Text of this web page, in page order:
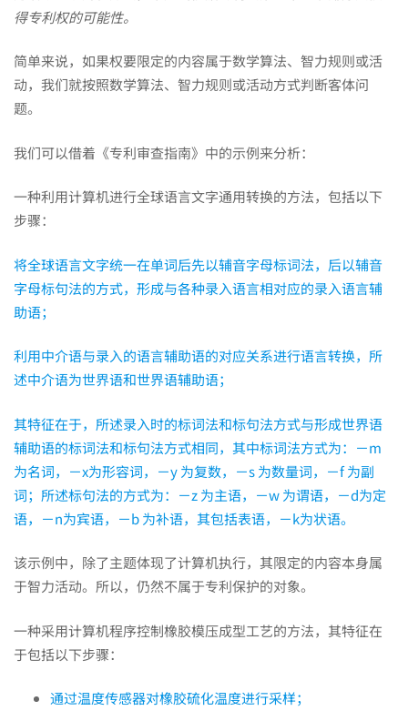
得专利权的可能性。
简单来说，如果权要限定的内容属于数学算法、智力规则或活
动，我们就按照数学算法、智力规则或活动方式判断客体问
题。
我们可以借着《专利审查指南》中的示例来分析：
一种利用计算机进行全球语言文字通用转换的方法，包括以下
步骤：
将全球语言文字统一在单词后先以辅音字母标词法，后以辅音
字母标句法的方式，形成与各种录入语言相对应的录入语言辅
助语；
利用中介语与录入的语言辅助语的对应关系进行语言转换，所
述中介语为世界语和世界语辅助语；
其特征在于，所述录入时的标词法和标句法方式与形成世界语
辅助语的标词法和标句法方式相同，其中标词法方式为：－m
为名词，－x为形容词，－y 为复数，－s 为数量词，－f 为副
词；所述标句法的方式为：－z 为主语，－w 为谓语，－d为定
语，－n为宾语，－b 为补语，其包括表语，－k为状语。
该示例中，除了主题体现了计算机执行，其限定的内容本身属
于智力活动。所以，仍然不属于专利保护的对象。
一种采用计算机程序控制橡胶模压成型工艺的方法，其特征在
于包括以下步骤：
通过温度传感器对橡胶硫化温度进行采样；